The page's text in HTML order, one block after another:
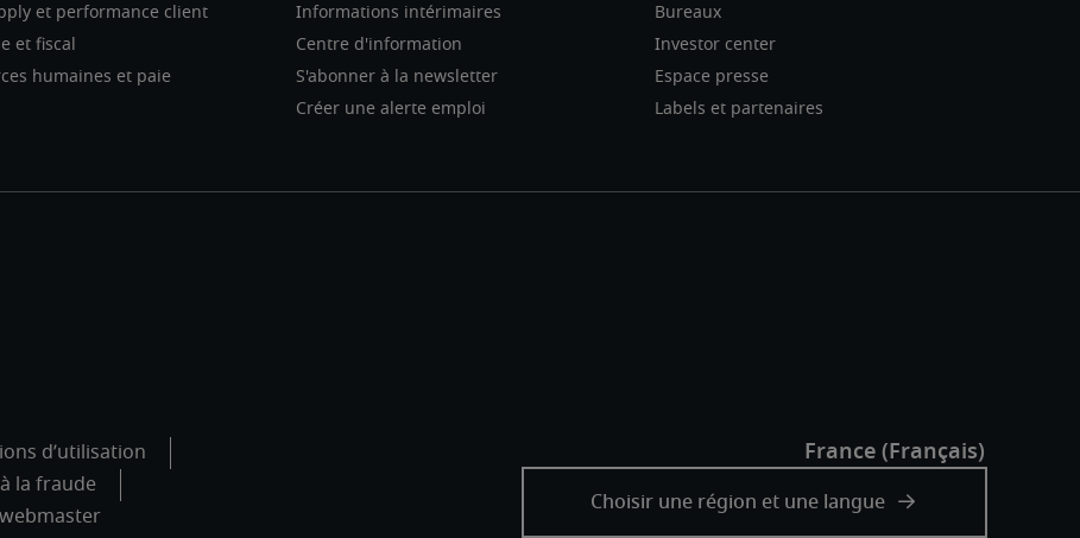
et performance client
et fiscal
humaines et paie
Informations intérimaires
Centre d'information
S'abonner à la newsletter
Créer une alerte emploi
Bureaux
Investor center
Espace presse
Labels et partenaires
d’utilisation
la fraude